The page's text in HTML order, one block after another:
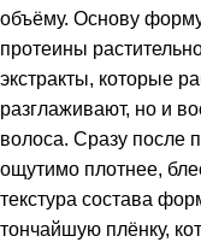
объёму. Основу
протеины
экстракты, которые
разглаживают, но и
волоса. Сразу после
ощутимо плотнее,
текстура состава
тончайшую плёнку,